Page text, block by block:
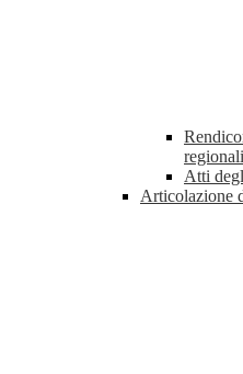
Atti
Articolazione